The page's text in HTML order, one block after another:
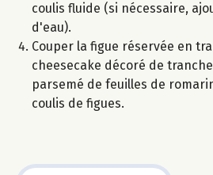
coulis fluide (si nécessaire,
d'eau).
Couper la figue réservée en
cheesecake décoré de
parsemé de feuilles de
coulis de figues.